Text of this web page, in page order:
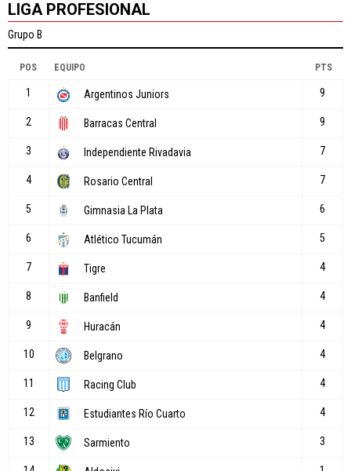
LIGA PROFESIONAL